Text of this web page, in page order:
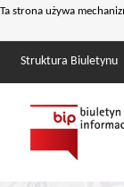
Ta strona używa
Struktura Biuletynu